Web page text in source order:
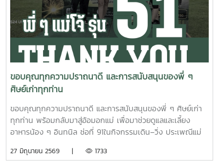
ขอบคุณทุกความปราถนาดี และการสนับสนุนของพี่ ๆ
ศิษย์เก่าทุกท่าน
ขอบคุณทุกความปราถนาดี และการสนับสนุนของพี่ ๆ ศิษย์เก่า
ทุกท่าน พร้อมกลับมาสู่อ้อมอกแม่ เพื่อมาช่วยดูแลและเลี้ยง
อาหารน้อง ๆ อินทนิล ช่อที่ 91ในกิจกรรมเดิน–วิ่ง ประเพณีแม่
คารวะในน้ำใจของทุกท่าน สมาคมศิษย์เก่าแม่โจ้ ดูน้อยลง ดูน้อย
27 มิถุนายน 2569 | 1733